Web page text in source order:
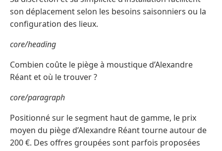
son déplacement selon les besoins saisonniers ou la
configuration des lieux.
core/heading
Combien coûte le piège à moustique d’Alexandre
Réant et où le trouver ?
core/paragraph
Positionné sur le segment haut de gamme, le prix
moyen du piège d’Alexandre Réant tourne autour de
200 €. Des offres groupées sont parfois proposées